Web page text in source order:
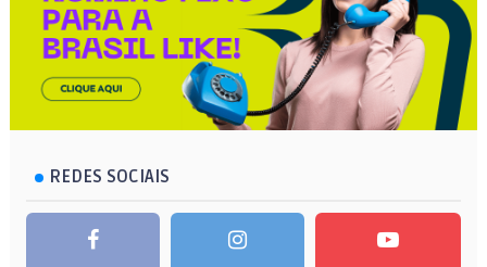
REDES SOCIAIS